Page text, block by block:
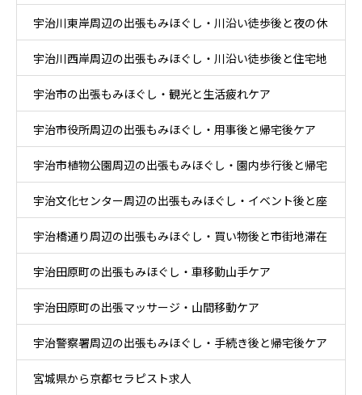
ア
宇治川東岸周辺の出張もみほぐし・川沿い徒歩後と夜の休
息ケア
宇治川西岸周辺の出張もみほぐし・川沿い徒歩後と住宅地
帰宅ケア
宇治市の出張もみほぐし・観光と生活疲れケア
宇治市役所周辺の出張もみほぐし・用事後と帰宅後ケア
宇治市植物公園周辺の出張もみほぐし・園内歩行後と帰宅
後ケア
宇治文化センター周辺の出張もみほぐし・イベント後と座
り時間ケア
宇治橋通り周辺の出張もみほぐし・買い物後と市街地滞在
ケア
宇治田原町の出張もみほぐし・車移動山手ケア
宇治田原町の出張マッサージ・山間移動ケア
宇治警察署周辺の出張もみほぐし・手続き後と帰宅後ケア
宮城県から京都セラピスト求人